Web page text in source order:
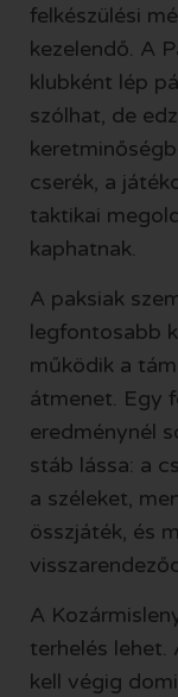
felkészülési
kezelendő. A
klubként lép
szólhat, de
cserék, a
taktikai
kaphatnak.
A paksiak
legfontosabb
működik a
átmenet. Egy
eredménynél
stáb lássa: a
a széleket,
összjáték, és
A
terhelés lehet.
kell végig